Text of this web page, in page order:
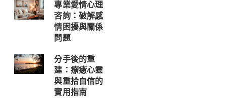
專業愛情心理
咨詢：破解感
情困擾與關係
問題
分手後的重
建：療癒心靈
與重拾自信的
實用指南